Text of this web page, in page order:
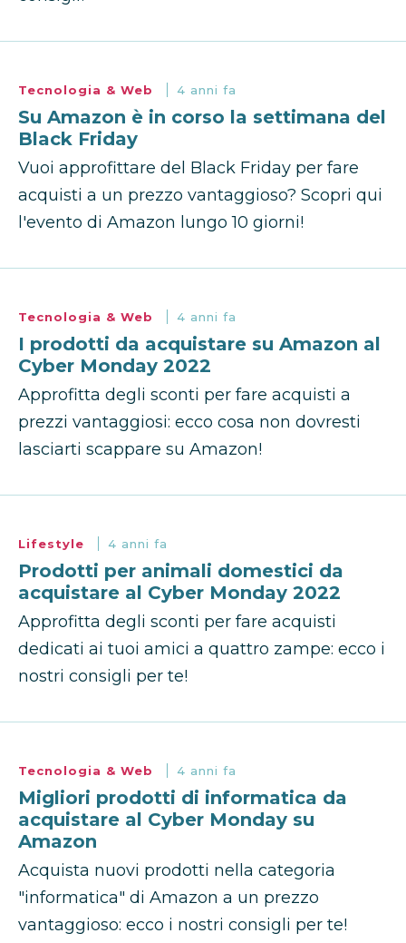
Tecnologia & Web 4 anni fa
Su Amazon è in corso la settimana del
Black Friday
Vuoi approfittare del Black Friday per fare
acquisti a un prezzo vantaggioso? Scopri qui
l'evento di Amazon lungo 10 giorni!
Tecnologia & Web 4 anni fa
I prodotti da acquistare su Amazon al
Cyber Monday 2022
Approfitta degli sconti per fare acquisti a
prezzi vantaggiosi: ecco cosa non dovresti
lasciarti scappare su Amazon!
Lifestyle 4 anni fa
Prodotti per animali domestici da
acquistare al Cyber Monday 2022
Approfitta degli sconti per fare acquisti
dedicati ai tuoi amici a quattro zampe: ecco i
nostri consigli per te!
Tecnologia & Web 4 anni fa
Migliori prodotti di informatica da
acquistare al Cyber Monday su
Amazon
Acquista nuovi prodotti nella categoria
"informatica" di Amazon a un prezzo
vantaggioso: ecco i nostri consigli per te!